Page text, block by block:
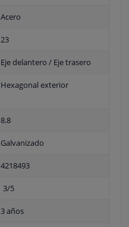
Acero
23
Eje delantero / Eje trasero
Hexagonal exterior
8.8
Galvanizado
4218493
3/5
3 años